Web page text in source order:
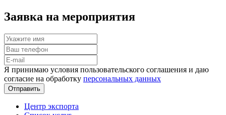
Заявка на мероприятия
Я принимаю условия пользовательского соглашения и даю
согласие на обработку персональных данных
Отправить
Центр экспорта